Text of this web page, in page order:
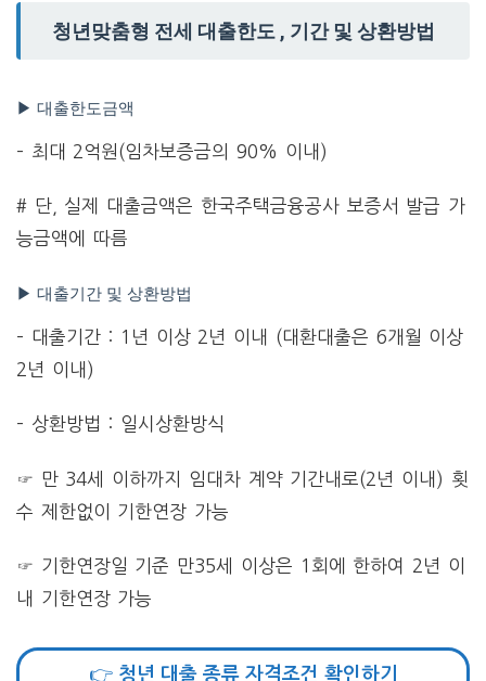
청년맞춤형 전세 대출한도 , 기간 및 상환방법
▶ 대출한도금액
– 최대 2억원(임차보증금의 90% 이내)
# 단, 실제 대출금액은 한국주택금융공사 보증서 발급 가
능금액에 따름
▶ 대출기간 및 상환방법
– 대출기간 : 1년 이상 2년 이내 (대환대출은 6개월 이상
2년 이내)
– 상환방법 : 일시상환방식
☞ 만 34세 이하까지 임대차 계약 기간내로(2년 이내) 횟
수 제한없이 기한연장 가능
☞ 기한연장일 기준 만35세 이상은 1회에 한하여 2년 이
내 기한연장 가능
👉 청년 대출 종류 자격조건 확인하기